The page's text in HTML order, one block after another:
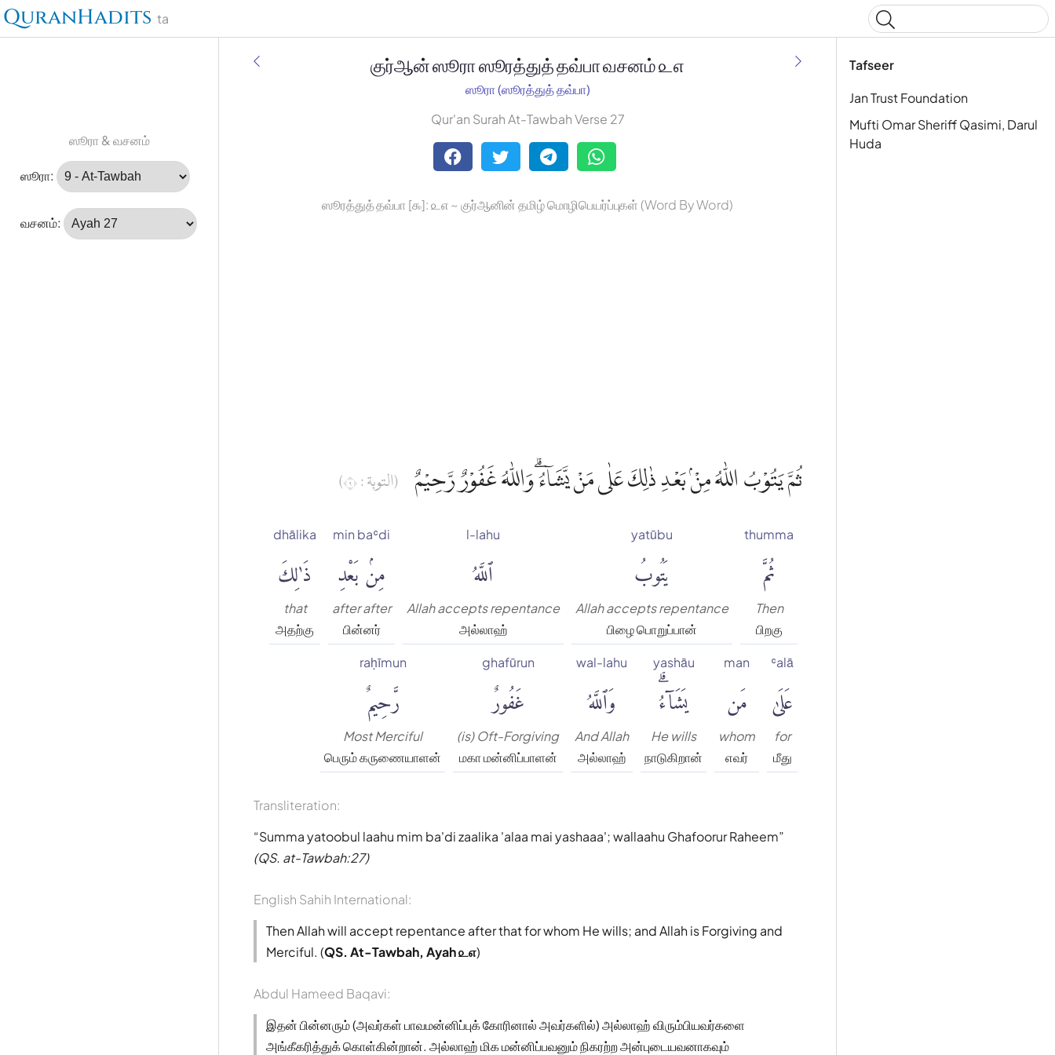
QuranHadits ta
ஸூரா & வசனம்
ஸூரா:
வசனம்:
Tafseer
Jan Trust Foundation
Mufti Omar Sheriff Qasimi, Darul
Huda
குர்ஆன் ஸூரா ஸூரத்துத் தவ்பா வசனம் ௨௭
ஸூரா (ஸூரத்துத் தவ்பா)
Qur'an Surah At-Tawbah Verse 27
ஸூரத்துத் தவ்பா [௯]: ௨௭ ~ குர்ஆனின் தமிழ் மொழிபெயர்ப்புகள் (Word By Word)
ثُمَّ يَتُوْبُ اللّٰهُ مِنْۢ بَعْدِ ذٰلِكَ عَلٰى مَنْ يَّشَاۤءُۗ وَاللّٰهُ غَفُوْرٌ رَّحِيْمٌ (التوبة : ٩)
thumma
ثُمَّ
Then
பிறகு
yatūbu
يَتُوبُ
Allah accepts repentance
பிழை பொறுப்பான்
l-lahu
ٱللَّهُ
Allah accepts repentance
அல்லாஹ்
min baʿdi
مِنۢ بَعْدِ
after after
பின்னர்
dhālika
ذَٰلِكَ
that
அதற்கு
ʿalā
عَلَىٰ
for
மீது
man
مَن
whom
எவர்
yashāu
يَشَآءُۗ
He wills
நாடுகிறான்
wal-lahu
وَٱللَّهُ
And Allah
அல்லாஹ்
ghafūrun
غَفُورٌ
(is) Oft-Forgiving
மகா மன்னிப்பாளன்
raḥīmun
رَّحِيمٌ
Most Merciful
பெரும் கருணையாளன்
Transliteration:
Summa yatoobul laahu mim ba'di zaalika 'alaa mai yashaaa'; wallaahu Ghafoorur Raheem
(QS. at-Tawbah:27)
English Sahih International:
Then Allah will accept repentance after that for whom He wills; and Allah is Forgiving and
Merciful. (QS. At-Tawbah, Ayah ௨௭)
Abdul Hameed Baqavi:
இதன் பின்னரும் (அவர்கள் பாவமன்னிப்புக் கோரினால் அவர்களில்) அல்லாஹ் விரும்பியவர்களை
அங்கீகரித்துக் கொள்கின்றான். அல்லாஹ் மிக மன்னிப்பவனும் நிகரற்ற அன்புடையவனாகவும்